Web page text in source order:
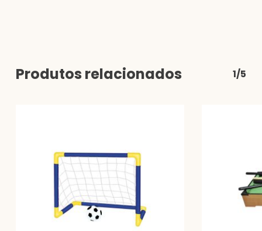
Produtos relacionados 1/5